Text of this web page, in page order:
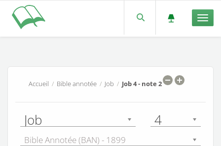
Accueil / Bible annotée / Job / Job 4 - note 2
Job 4
Bible Annotée (BAN) - 1899